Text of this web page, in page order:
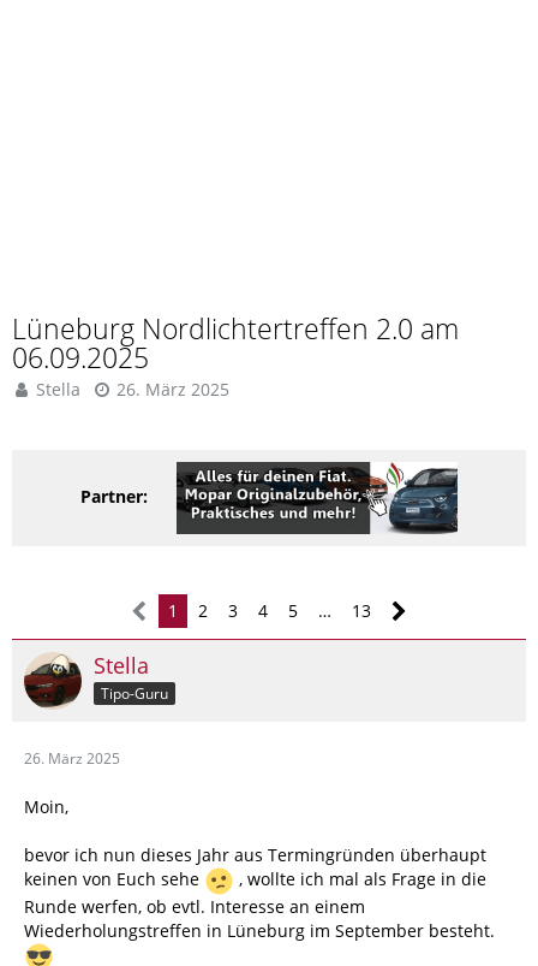
Lüneburg Nordlichtertreffen 2.0 am
06.09.2025
Stella 26. März 2025
Partner:
1 2 3 4 5 … 13
Stella
Tipo-Guru
26. März 2025
Moin,
bevor ich nun dieses Jahr aus Termingründen überhaupt
keinen von Euch sehe
, wollte ich mal als Frage in die
Runde werfen, ob evtl. Interesse an einem
Wiederholungstreffen in Lüneburg im September besteht.